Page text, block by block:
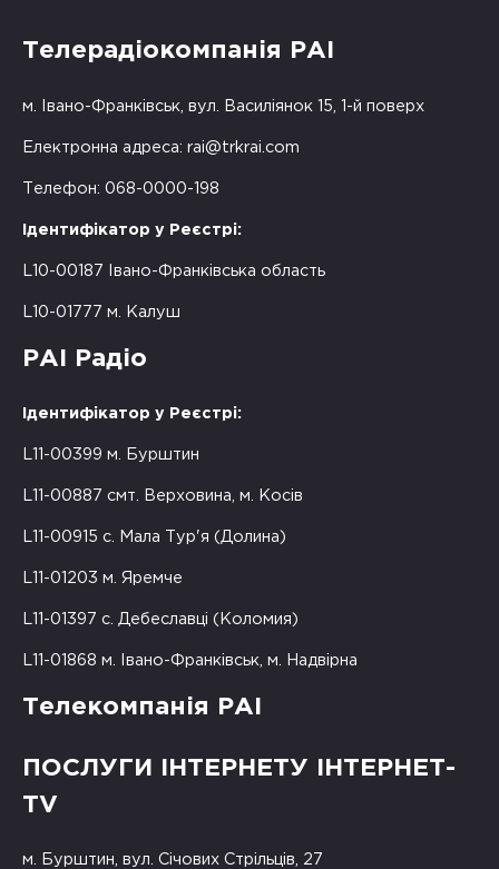
Телерадіокомпанія РАІ
м. Івано-Франківськ, вул. Василіянок 15, 1-й поверх
Електронна адреса: rai@trkrai.com
Телефон: 068-0000-198
Ідентифікатор у Реєстрі:
L10-00187 Івано-Франківська область
L10-01777 м. Калуш
РАІ Радіо
Ідентифікатор у Реєстрі:
L11-00399 м. Бурштин
L11-00887 смт. Верховина, м. Косів
L11-00915 с. Мала Тур'я (Долина)
L11-01203 м. Яремче
L11-01397 с. Дебеславці (Коломия)
L11-01868 м. Івано-Франківськ, м. Надвірна
Телекомпанія РАІ
ПОСЛУГИ ІНТЕРНЕТУ ІНТЕРНЕТ-
TV
м. Бурштин, вул. Січових Стрільців, 27